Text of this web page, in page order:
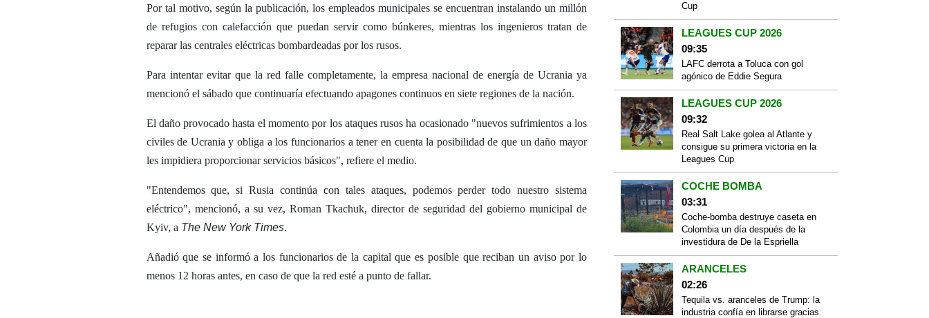
Por tal motivo, según la publicación, los empleados municipales se encuentran instalando un millón
de refugios con calefacción que puedan servir como búnkeres, mientras los ingenieros tratan de
reparar las centrales eléctricas bombardeadas por los rusos.
Para intentar evitar que la red falle completamente, la empresa nacional de energía de Ucrania ya
mencionó el sábado que continuaría efectuando apagones continuos en siete regiones de la nación.
El daño provocado hasta el momento por los ataques rusos ha ocasionado "nuevos sufrimientos a los
civiles de Ucrania y obliga a los funcionarios a tener en cuenta la posibilidad de que un daño mayor
les impidiera proporcionar servicios básicos", refiere el medio.
"Entendemos que, si Rusia continúa con tales ataques, podemos perder todo nuestro sistema
eléctrico", mencionó, a su vez, Roman Tkachuk, director de seguridad del gobierno municipal de
Kyiv, a The New York Times.
Añadió que se informó a los funcionarios de la capital que es posible que reciban un aviso por lo
menos 12 horas antes, en caso de que la red esté a punto de fallar.
Cup
LEAGUES CUP 2026
09:35
LAFC derrota a Toluca con gol
agónico de Eddie Segura
LEAGUES CUP 2026
09:32
Real Salt Lake golea al Atlante y
consigue su primera victoria en la
Leagues Cup
COCHE BOMBA
03:31
Coche-bomba destruye caseta en
Colombia un día después de la
investidura de De la Espriella
ARANCELES
02:26
Tequila vs. aranceles de Trump: la
industria confía en librarse gracias